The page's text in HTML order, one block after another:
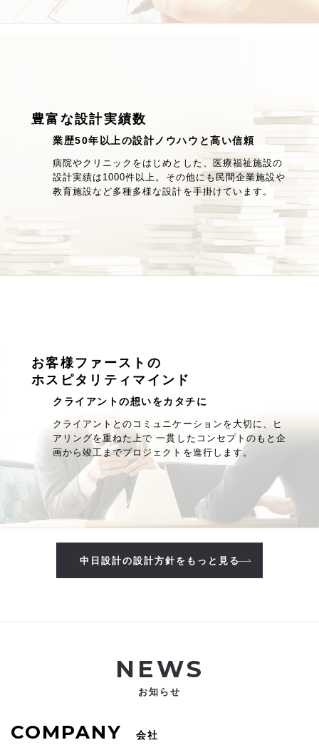
豊富な設計実績数
業歴50年以上の設計ノウハウと高い信頼
病院やクリニックをはじめとした、医療福祉施設の
設計実績は1000件以上。その他にも民間企業施設や
教育施設など多種多様な設計を手掛けています。
お客様ファーストの
ホスピタリティマインド
クライアントの想いをカタチに
クライアントとのコミュニケーションを大切に、ヒ
アリングを重ねた上で 一貫したコンセプトのもと企
画から竣工までプロジェクトを進行します。
中日設計の設計方針をもっと見る
NEWS
お知らせ
COMPANY 会社